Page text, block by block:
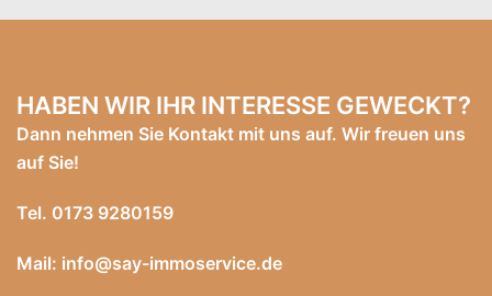
HABEN WIR IHR INTERESSE GEWECKT?
Dann nehmen Sie Kontakt mit uns auf. Wir freuen uns
auf Sie!
Tel. 0173 9280159
Mail: info@say-immoservice.de